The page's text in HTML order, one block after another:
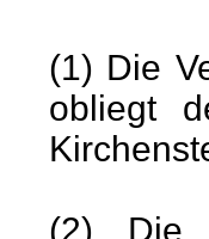
(1) Die
obliegt
(2) Die